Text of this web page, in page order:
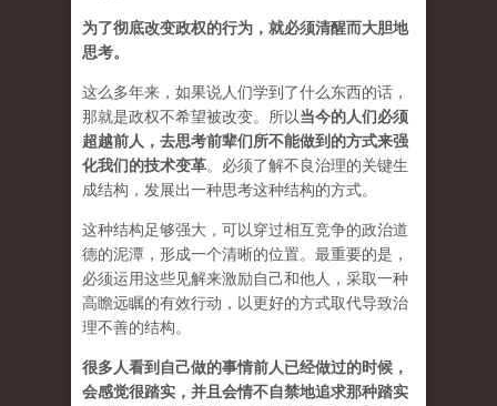
为了彻底改变政权的行为，就必须清醒而大胆地
思考。
这么多年来，如果说人们学到了什么东西的话，
那就是政权不希望被改变。所以当今的人们必须
超越前人，去思考前辈们所不能做到的方式来强
化我们的技术变革。必须了解不良治理的关键生
成结构，发展出一种思考这种结构的方式。
这种结构足够强大，可以穿过相互竞争的政治道
德的泥潭，形成一个清晰的位置。最重要的是，
必须运用这些见解来激励自己和他人，采取一种
高瞻远瞩的有效行动，以更好的方式取代导致治
理不善的结构。
很多人看到自己做的事情前人已经做过的时候，
会感觉很踏实，并且会情不自禁地追求那种踏实